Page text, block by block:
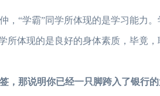
，“学霸”同学所体现的是学习能力
所体现的是良好的身体素质，毕竟
，那说明你已经一只脚跨入了银行